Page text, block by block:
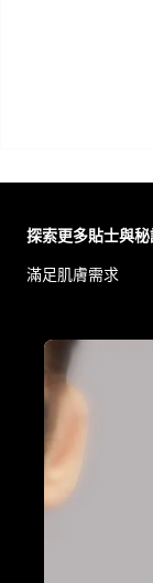
探索更多貼士與秘
滿足肌膚需求